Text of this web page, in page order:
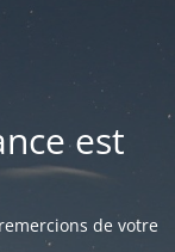
est
de votre